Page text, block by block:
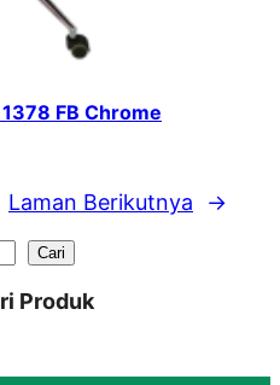
FB Chrome
Laman Berikutnya →
Cari
Produk